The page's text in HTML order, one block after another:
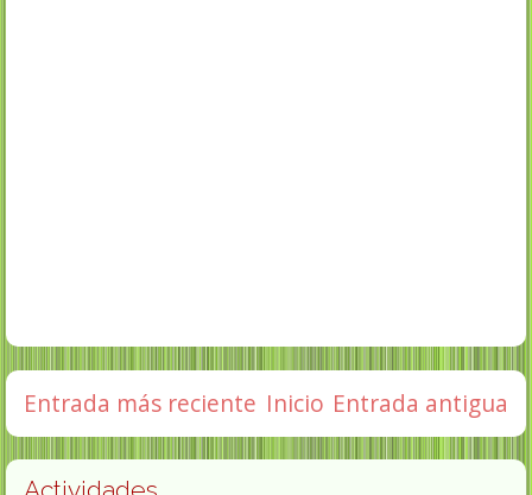
Entrada más reciente Entrada antigua
Inicio